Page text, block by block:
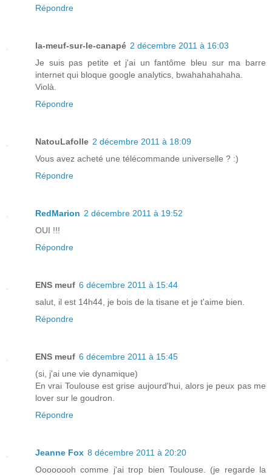
Répondre
la-meuf-sur-le-canapé 2 décembre 2011 à 16:03
Je suis pas petite et j'ai un fantôme bleu sur ma barre
internet qui bloque google analytics, bwahahahahaha.
Violà.
Répondre
NatouLafolle 2 décembre 2011 à 18:09
Vous avez acheté une télécommande universelle ? :)
Répondre
RedMarion 2 décembre 2011 à 19:52
OUI !!!
Répondre
ENS meuf 6 décembre 2011 à 15:44
salut, il est 14h44, je bois de la tisane et je t'aime bien.
Répondre
ENS meuf 6 décembre 2011 à 15:45
(si, j'ai une vie dynamique)
En vrai Toulouse est grise aujourd'hui, alors je peux pas me
lover sur le goudron.
Répondre
Jeanne Fox 8 décembre 2011 à 20:20
Oooooooh comme j'ai trop bien Toulouse. (je regarde la